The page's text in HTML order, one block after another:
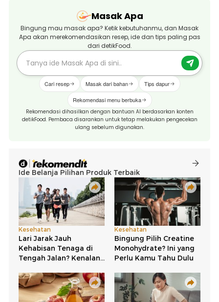
Masak Apa
Bingung mau masak apa? Ketik kebutuhanmu, dan Masak
Apa akan merekomendasikan resep, ide dan tips paling pas
dari detikFood.
Cari resep Masak dari bahan Tips dapur
Rekomendasi menu berbuka
Rekomendasi dihasilkan dengan bantuan AI berdasarkan konten
detikFood. Pembaca disarankan untuk tetap melakukan pengecekan
ulang sebelum digunakan.